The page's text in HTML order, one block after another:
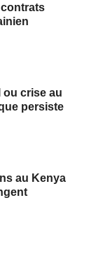
contrats
ou crise au
persiste
au Kenya